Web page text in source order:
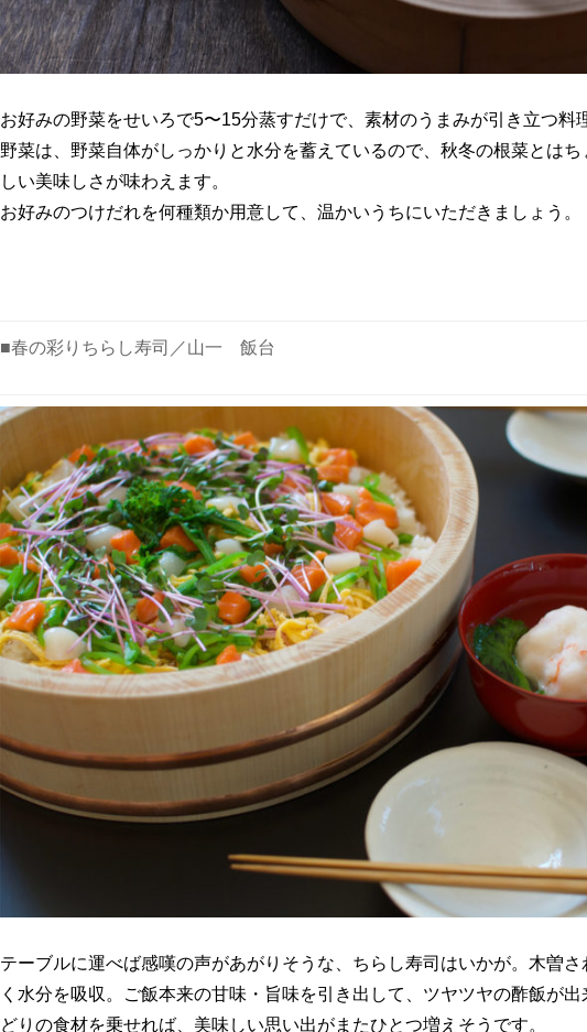
お好みの野菜をせいろで5〜15分蒸すだけで、素材のうまみが引き立つ料
野菜は、野菜自体がしっかりと水分を蓄えているので、秋冬の根菜とは
しい美味しさが味わえます。
お好みのつけだれを何種類か用意して、温かいうちにいただきましょう。
■春の彩りちらし寿司／山一 飯台
テーブルに運べば感嘆の声があがりそうな、ちらし寿司はいかが。木曽さ
く水分を吸収。ご飯本来の甘味・旨味を引き出して、ツヤツヤの酢飯が出
どりの食材を乗せれば、美味しい思い出がまたひとつ増えそうです。